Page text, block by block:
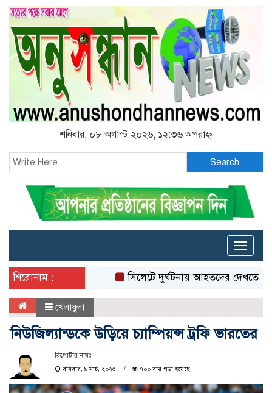
শনিবার, ০৮ অগাস্ট ২০২৬, ১২:৩৬ অপরাহ্ন
Search
Toggle
শিরোনাম :
সিলেটে দুর্ঘটনায় আহতদের দেখতে
খেলাধুলা
নিউজিল্যান্ডকে উড়িয়ে চ্যাম্পিয়ন্স ট্রফি ভারতের
রিপোর্টার নামঃ
রবিবার, ৯ মার্চ, ২০২৫
৭০০ বার পড়া হয়েছে